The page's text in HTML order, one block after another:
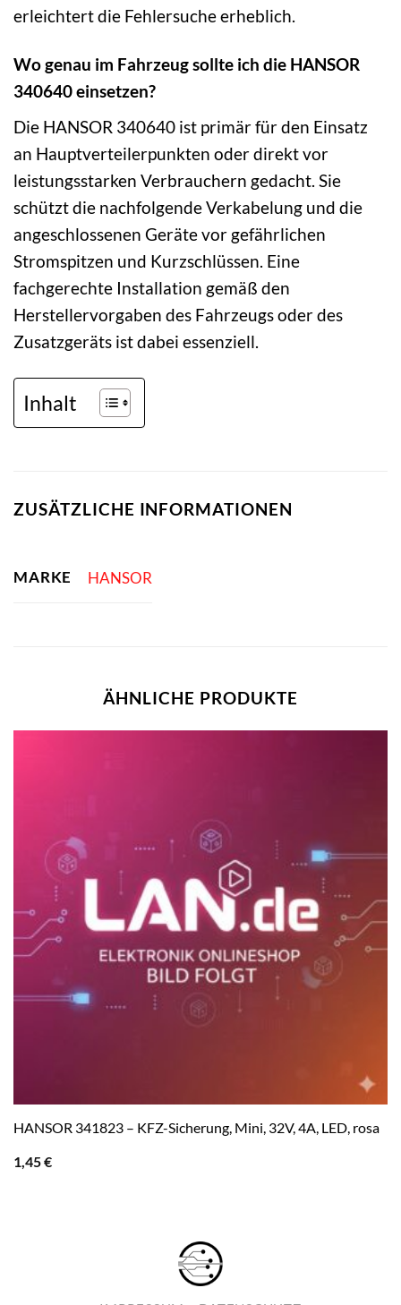
erleichtert die Fehlersuche erheblich.
Wo genau im Fahrzeug sollte ich die HANSOR
340640 einsetzen?
Die HANSOR 340640 ist primär für den Einsatz
an Hauptverteilerpunkten oder direkt vor
leistungsstarken Verbrauchern gedacht. Sie
schützt die nachfolgende Verkabelung und die
angeschlossenen Geräte vor gefährlichen
Stromspitzen und Kurzschlüssen. Eine
fachgerechte Installation gemäß den
Herstellervorgaben des Fahrzeugs oder des
Zusatzgeräts ist dabei essenziell.
Inhalt
ZUSÄTZLICHE INFORMATIONEN
MARKE HANSOR
ÄHNLICHE PRODUKTE
HANSOR 341823 – KFZ-Sicherung, Mini, 32V, 4A, LED, rosa
1,45€